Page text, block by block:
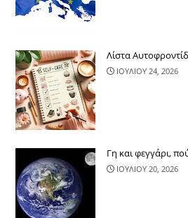
Λίστα
ΙΟΥΛΙΟΥ 24, 2026
Γη και φεγγάρι,
ΙΟΥΛΙΟΥ 20, 2026